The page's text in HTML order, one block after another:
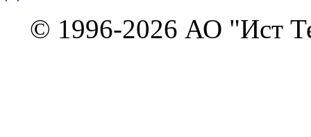
© 1996-2026 АО "Ист